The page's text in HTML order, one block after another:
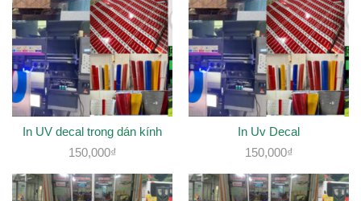
In UV decal trong dán kính
150,000₫
In Uv Decal
150,000₫